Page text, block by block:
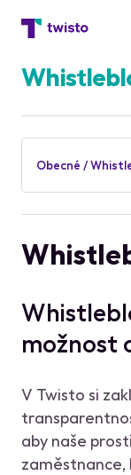
Obecné /
možnost
V Twisto si
aby naše
zaměstnance,